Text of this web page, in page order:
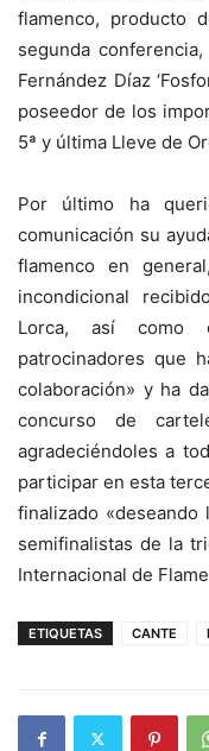
flamenco, producto
segunda
Fernández Díaz
poseedor de los
5ª y última Lleve de
Por último ha
comunicación su
flamenco en
incondicional
Lorca, así como
patrocinadores que
colaboración» y ha
concurso de
agradeciéndoles a
participar en esta
finalizado
semifinalistas de la
Internacional de
ETIQUETAS CANTE